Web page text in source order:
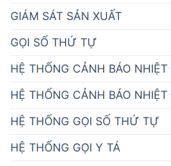
GIÁM SÁT SẢN XUẤT
GỌI SỐ THỨ TỰ
HỆ THỐNG CẢNH BÁO
HỆ THỐNG CẢNH BÁO
HỆ THỐNG GỌI SỐ THỨ TỰ
HỆ THỐNG GỌI Y TÁ